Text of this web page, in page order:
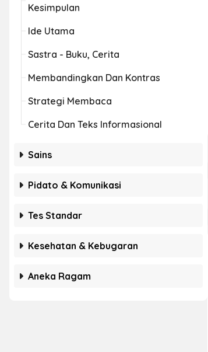
Kesimpulan
Ide Utama
Sastra - Buku, Cerita
Membandingkan Dan Kontras
Strategi Membaca
Cerita Dan Teks Informasional
Sains
Pidato & Komunikasi
Tes Standar
Kesehatan & Kebugaran
Aneka Ragam